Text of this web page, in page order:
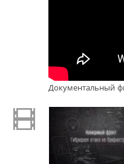
Документальный